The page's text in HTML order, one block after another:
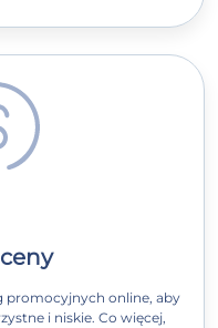
promocyjnych online, aby
i niskie. Co więcej,